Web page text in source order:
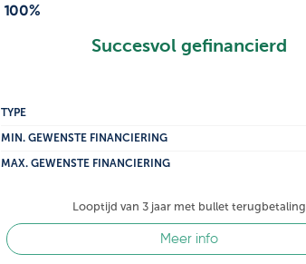
100%
Succesvol gefinancierd
TYPE
MIN. GEWENSTE FINANCIERING
MAX. GEWENSTE FINANCIERING
Looptijd van 3 jaar met bullet terugbetaling
Meer info